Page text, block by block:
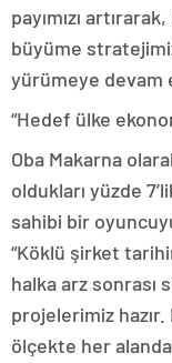
payımızı
büyüme
yürümeye devam
“Hedef ülke
Oba Makarna
oldukları yüzde
sahibi bir
“Köklü şirket
halka arz sonrası
projelerimiz
ölçekte her